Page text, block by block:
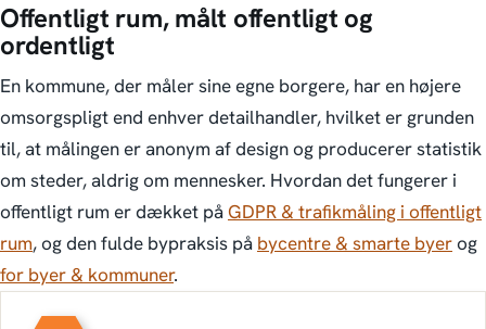
Offentligt rum, målt offentligt og
ordentligt
En kommune, der måler sine egne borgere, har en højere
omsorgspligt end enhver detailhandler, hvilket er grunden
til, at målingen er anonym af design og producerer statistik
om steder, aldrig om mennesker. Hvordan det fungerer i
offentligt rum er dækket på GDPR & trafikmåling i offentligt
rum, og den fulde bypraksis på bycentre & smarte byerog
for byer & kommuner.
NØGLEFUNKTIONER